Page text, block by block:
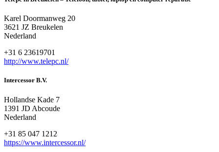
Karel Doormanweg 20
3621 JZ Breukelen
Nederland
+31 6 23619701
http://www.telepc.nl/
Intercessor B.V.
Hollandse Kade 7
1391 JD Abcoude
Nederland
+31 85 047 1212
https://www.intercessor.nl/